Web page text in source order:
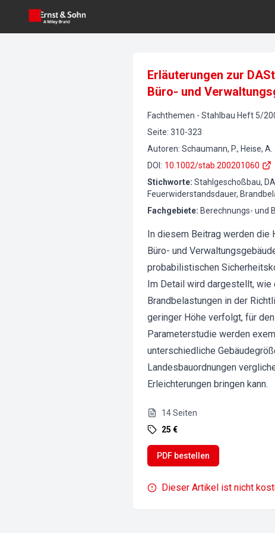
Erläuterungen zur
Büro- und
Fachthemen - Stahlbau Heft 5/
Seite: 310-323
Autoren: Schaumann, P., Heise, A.
DOI : 10.1002/stab.200201060
Stichworte: Stahlgeschoßbau,
Feuerwiderstandsdauer,
Fachgebiete: Berechnungs- und
In diesem Beitrag werden die
Büro- und
probabilistischen
Im Detail wird dargestellt, wie
Brandbelastungen in der
geringer Höhe verfolgt, für
Parameterstudie werden
unterschiedliche
Landesbauordnungen
Erleichterungen bringen kann.
14Seiten
25 €
PDF bestellen
Dieser Artikel ist nicht